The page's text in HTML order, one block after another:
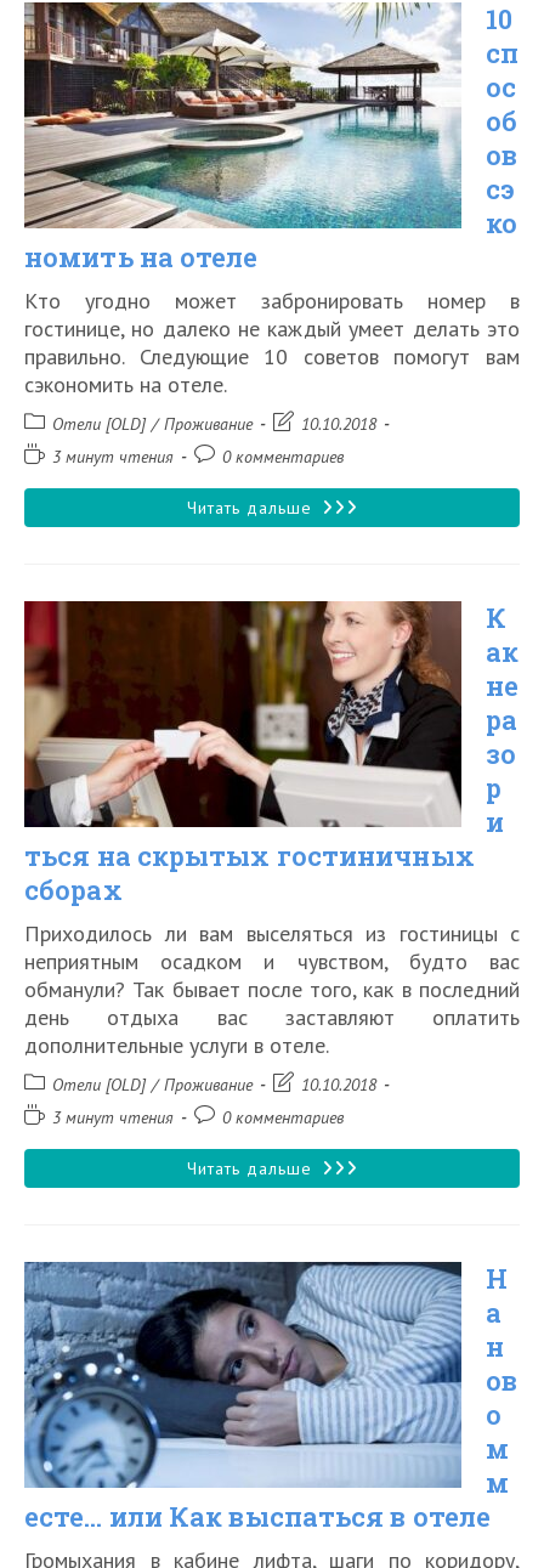
отеле,
которые
нельзя
трогать
10
сп
ос
об
ов
сэ
ко
номить на отеле
Кто угодно может забронировать номер в
гостинице, но далеко не каждый умеет делать это
правильно. Следующие 10 советов помогут вам
сэкономить на отеле.
Рубрика
записи:
Отели [OLD] / Проживание
Запись10.10.2018
Время3 минут чтения
Комментарии
записи:
0 комментариев
Читать дальше 10
на
отеле
К
ак
не
ра
зо
р
и
ться на скрытых гостиничных
сборах
Приходилось ли вам выселяться из гостиницы с
неприятным осадком и чувством, будто вас
обманули? Так бывает после того, как в последний
день отдыха вас заставляют оплатить
дополнительные услуги в отеле.
Рубрика
записи:
Отели [OLD] / Проживание
Запись10.10.2018
Время3 минут чтения
Комментарии
записи:
0 комментариев
Читать дальше Как
на
скрытых
гостиничных
сборах
Н
а
н
ов
о
м
м
есте… или Как выспаться в отеле
Громыхания в кабине лифта, шаги по коридору,